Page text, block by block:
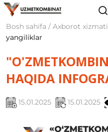
Bosh sahifa / Axborot
yangiliklar
HAQIDA
15.01.2025 15.01.2025